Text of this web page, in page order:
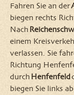
Fahren Sie an der
biegen rechts
Nach
einem
verlassen. Sie
Richtung
durchHenfenfeld
biegen Sie links